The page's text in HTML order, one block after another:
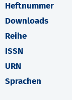
Heftnummer
Downloads
Reihe
ISSN
URN
Sprachen